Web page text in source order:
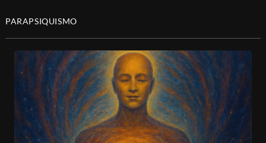
PARAPSIQUISMO